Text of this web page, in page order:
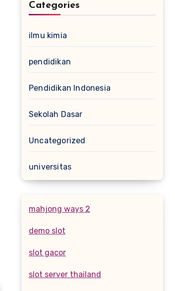
Categories
ilmu kimia
pendidikan
Pendidikan Indonesia
Sekolah Dasar
Uncategorized
universitas
mahjong ways 2
demo slot
slot gacor
slot server thailand